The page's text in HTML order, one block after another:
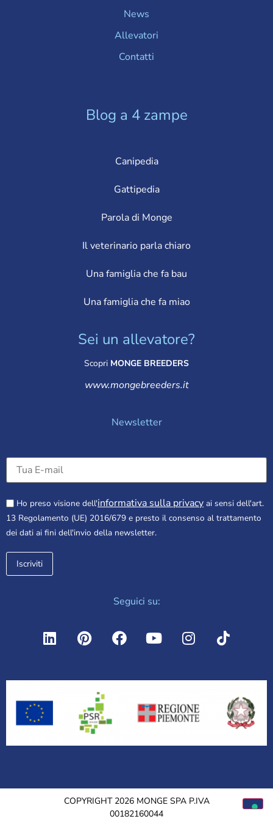
News
Allevatori
Contatti
Blog a 4 zampe
Canipedia
Gattipedia
Parola di Monge
Il veterinario parla chiaro
Una famiglia che fa bau
Una famiglia che fa miao
Sei un allevatore?
Scopri MONGE BREEDERS
www.mongebreeders.it
Newsletter
Ho preso visione dell'informativa sulla privacy ai sensi dell'art.
13 Regolamento (UE) 2016/679 e presto il consenso al trattamento
dei dati ai fini dell'invio della newsletter.
Seguici su:
COPYRIGHT 2026 MONGE SPA P.IVA
00182160044